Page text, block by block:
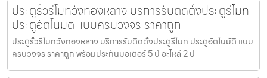
ประตูรั้วรีโมทวังทองหลาง บริการรับติดตั้งประตูรีโมท
ประตูอัตโนมัติ แบบครบวงจร ราคาถูก
ประตูรั้วรีโมทวังทองหลาง บริการรับติดตั้งประตูรีโมท ประตูอัตโนมัติ แบบ
ครบวงจร ราคาถูก พร้อมประกันมอเตอร์ 5 ปี อะไหล่ 2 ป